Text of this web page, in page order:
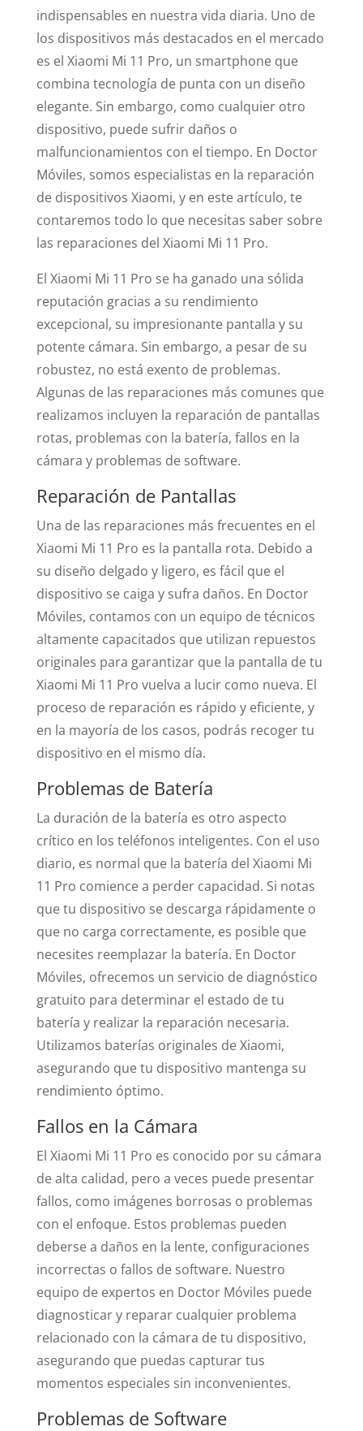
indispensables en nuestra vida diaria. Uno de
los dispositivos más destacados en el mercado
es el Xiaomi Mi 11 Pro, un smartphone que
combina tecnología de punta con un diseño
elegante. Sin embargo, como cualquier otro
dispositivo, puede sufrir daños o
malfuncionamientos con el tiempo. En Doctor
Móviles, somos especialistas en la reparación
de dispositivos Xiaomi, y en este artículo, te
contaremos todo lo que necesitas saber sobre
las reparaciones del Xiaomi Mi 11 Pro.
El Xiaomi Mi 11 Pro se ha ganado una sólida
reputación gracias a su rendimiento
excepcional, su impresionante pantalla y su
potente cámara. Sin embargo, a pesar de su
robustez, no está exento de problemas.
Algunas de las reparaciones más comunes que
realizamos incluyen la reparación de pantallas
rotas, problemas con la batería, fallos en la
cámara y problemas de software.
Reparación de Pantallas
Una de las reparaciones más frecuentes en el
Xiaomi Mi 11 Pro es la pantalla rota. Debido a
su diseño delgado y ligero, es fácil que el
dispositivo se caiga y sufra daños. En Doctor
Móviles, contamos con un equipo de técnicos
altamente capacitados que utilizan repuestos
originales para garantizar que la pantalla de tu
Xiaomi Mi 11 Pro vuelva a lucir como nueva. El
proceso de reparación es rápido y eficiente, y
en la mayoría de los casos, podrás recoger tu
dispositivo en el mismo día.
Problemas de Batería
La duración de la batería es otro aspecto
crítico en los teléfonos inteligentes. Con el uso
diario, es normal que la batería del Xiaomi Mi
11 Pro comience a perder capacidad. Si notas
que tu dispositivo se descarga rápidamente o
que no carga correctamente, es posible que
necesites reemplazar la batería. En Doctor
Móviles, ofrecemos un servicio de diagnóstico
gratuito para determinar el estado de tu
batería y realizar la reparación necesaria.
Utilizamos baterías originales de Xiaomi,
asegurando que tu dispositivo mantenga su
rendimiento óptimo.
Fallos en la Cámara
El Xiaomi Mi 11 Pro es conocido por su cámara
de alta calidad, pero a veces puede presentar
fallos, como imágenes borrosas o problemas
con el enfoque. Estos problemas pueden
deberse a daños en la lente, configuraciones
incorrectas o fallos de software. Nuestro
equipo de expertos en Doctor Móviles puede
diagnosticar y reparar cualquier problema
relacionado con la cámara de tu dispositivo,
asegurando que puedas capturar tus
momentos especiales sin inconvenientes.
Problemas de Software